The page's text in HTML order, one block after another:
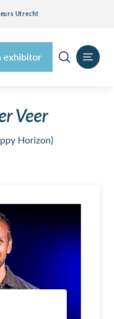
Utrecht
exhibitor
Veer
Horizon)